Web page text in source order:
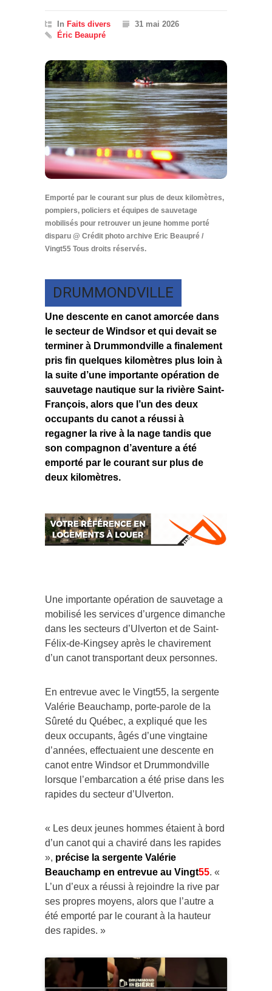
In Faits divers
31 mai 2026
Éric Beaupré
Emporté par le courant sur plus de deux kilomètres,
pompiers, policiers et équipes de sauvetage
mobilisés pour retrouver un jeune homme porté
disparu @ Crédit photo archive Eric Beaupré /
Vingt55 Tous droits réservés.
DRUMMONDVILLE
Une descente en canot amorcée dans
le secteur de Windsor et qui devait se
terminer à Drummondville a finalement
pris fin quelques kilomètres plus loin à
la suite d’une importante opération de
sauvetage nautique sur la rivière Saint-
François, alors que l’un des deux
occupants du canot a réussi à
regagner la rive à la nage tandis que
son compagnon d’aventure a été
emporté par le courant sur plus de
deux kilomètres.
Une importante opération de sauvetage a
mobilisé les services d’urgence dimanche
dans les secteurs d’Ulverton et de Saint-
Félix-de-Kingsey après le chavirement
d’un canot transportant deux personnes.
En entrevue avec le Vingt55, la sergente
Valérie Beauchamp, porte-parole de la
Sûreté du Québec, a expliqué que les
deux occupants, âgés d’une vingtaine
d’années, effectuaient une descente en
canot entre Windsor et Drummondville
lorsque l’embarcation a été prise dans les
rapides du secteur d’Ulverton.
« Les deux jeunes hommes étaient à bord
d’un canot qui a chaviré dans les rapides
», précise la sergente Valérie
Beauchamp en entrevue au Vingt55. «
L’un d’eux a réussi à rejoindre la rive par
ses propres moyens, alors que l’autre a
été emporté par le courant à la hauteur
des rapides. »